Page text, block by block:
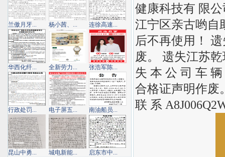
健康科技有 限
江宁区亲古哟自
后不再使用！
废。 遗失江苏
失 本 公 司 车 辆
合格证声明作废
联 系
兰傲月牙... 杨小茜、... 连徐高速...
华西化纤... 全新劳力... 张浩军陈...
行政处罚... 电子屏五... 南油船员...
昆山中勇... 城电新能... 启东市中...